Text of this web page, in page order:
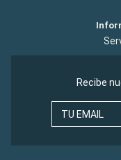
Recibe
TU EMAIL